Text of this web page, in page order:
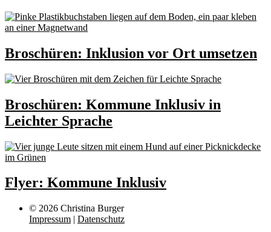
Broschüren: Inklusion vor Ort umsetzen
Broschüren: Kommune Inklusiv in
Leichter Sprache
Flyer: Kommune Inklusiv
© 2026 Christina Burger
Impressum | Datenschutz